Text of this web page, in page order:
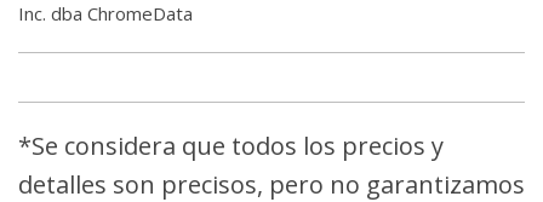
Inc. dba ChromeData
*Se considera que todos los precios y
detalles son precisos, pero no garantizamos